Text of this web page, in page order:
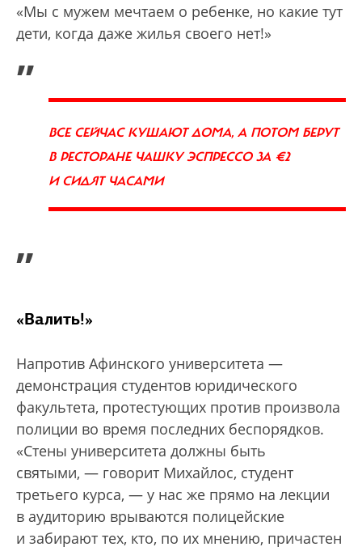
«Мы с мужем мечтаем о ребенке, но какие тут
дети, когда даже жилья своего нет!»
„
ВСЕ СЕЙЧАС КУШАЮТ ДОМА, А ПОТОМ БЕРУТ
В РЕСТОРАНЕ ЧАШКУ ЭСПРЕССО ЗА €2
И СИДЯТ ЧАСАМИ
”
«Валить!»
Напротив Афинского университета —
демонстрация студентов юридического
факультета, протестующих против произвола
полиции во время последних беспорядков.
«Стены университета должны быть
святыми, — говорит Михайлос, студент
третьего курса, — у нас же прямо на лекции
в аудиторию врываются полицейские
и забирают тех, кто, по их мнению, причастен